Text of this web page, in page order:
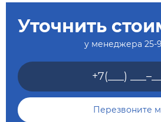
Уточнить
у менеджера 25-